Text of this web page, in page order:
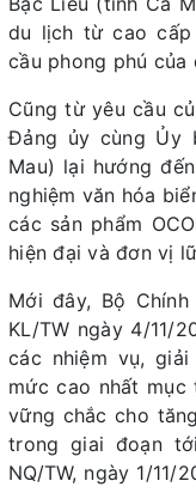
du lịch từ cao cấp
cầu phong phú
Cũng từ yêu cầu
Đảng ủy cùng Ủy
Mau) lại hướng
nghiệm văn hóa
các sản phẩm
hiện đại và đơn vị
Mới đây, Bộ
KL/TW ngày 4/11/
các nhiệm vụ,
mức cao nhất
vững chắc cho
trong giai đoạn
NQ/TW, ngày 1/11/